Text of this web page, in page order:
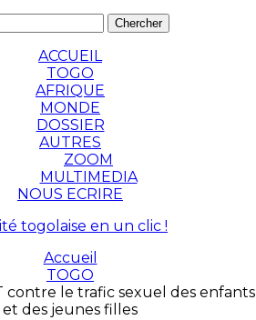
ACCUEIL
TOGO
AFRIQUE
MONDE
DOSSIER
AUTRES
ZOOM
MULTIMEDIA
NOUS ECRIRE
Accueil
TOGO
contre le trafic sexuel des enfants
et des jeunes filles